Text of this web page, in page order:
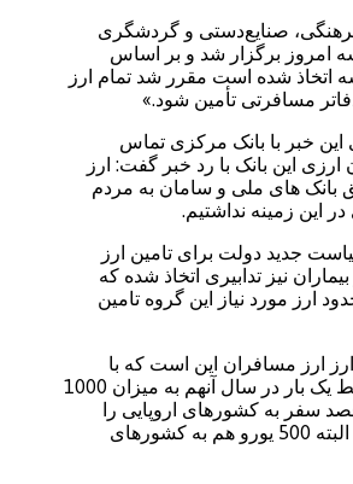
صنایع‌دستی و گردشگری
امروز برگزار شد و بر اساس
اتخاذ شده است مقرر شد تمام ارز
مسافرتی تأمین شود.»
این خبر با بانک مرکزی تماس
این بانک با رد خبر گفت: ارز
های ملی و سامان به مردم
این زمینه نداشتیم.
جدید دولت برای تامین ارز
نیز تدابیری اتخاذ شده که
ارز مورد نیاز این گروه تامین
ارز مسافران این است که با
تصمیم بانک مرکزی فقط یک بار در سال آنهم به میزان 1000
سفر به کشورهای اروپایی را
دارند پرداخت می شود. البته 500 یورو هم به کشورهای